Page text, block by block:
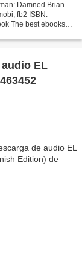
Damned Brian
fb2 ISBN:
The best ebooks
EL